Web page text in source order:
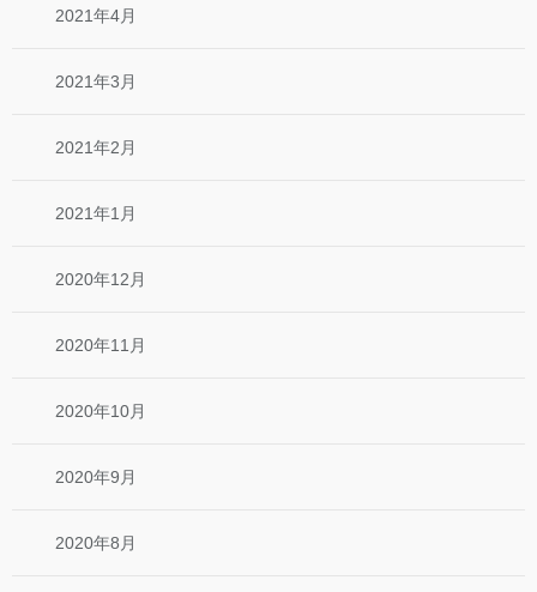
2021年4月
2021年3月
2021年2月
2021年1月
2020年12月
2020年11月
2020年10月
2020年9月
2020年8月